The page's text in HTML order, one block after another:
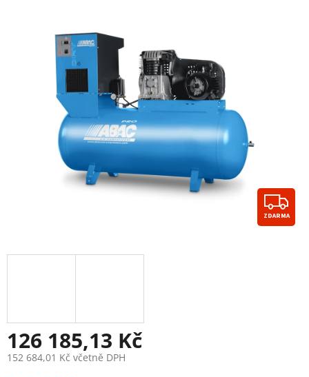
Z
D
ZDARMA
126 185,13 Kč
152 684,01 Kč včetně DPH